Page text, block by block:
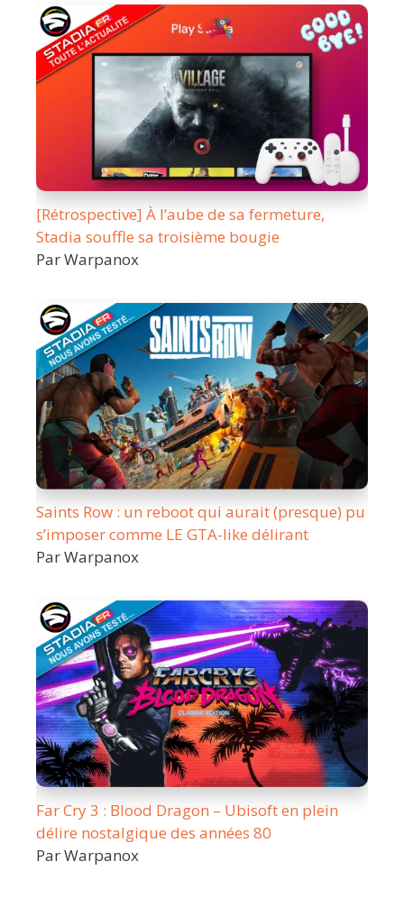
[Rétrospective] À l’aube de sa fermeture,
Stadia souffle sa troisième bougie
Par Warpanox
Saints Row : un reboot qui aurait (presque) pu
s’imposer comme LE GTA-like délirant
Par Warpanox
Far Cry 3 : Blood Dragon – Ubisoft en plein
délire nostalgique des années 80
Par Warpanox